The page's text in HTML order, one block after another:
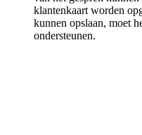
klantenkaart worden
kunnen opslaan, moet
ondersteunen.